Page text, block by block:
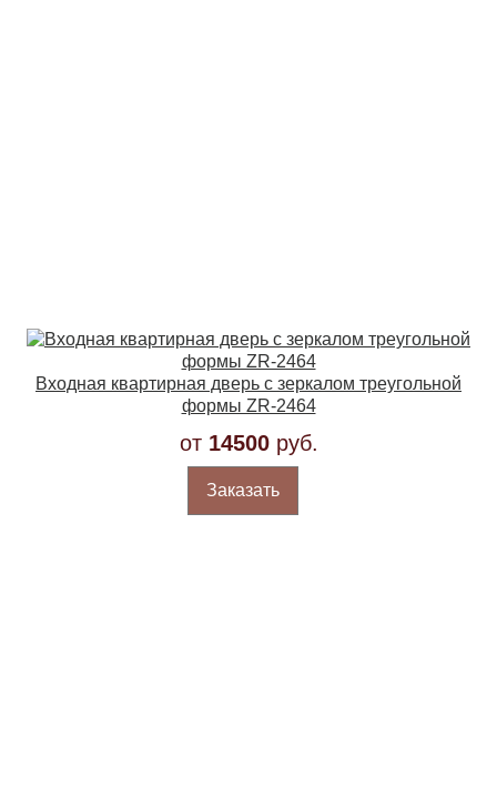
Входная квартирная дверь с зеркалом треугольной
формы ZR-2464
от 14500руб.
Заказать